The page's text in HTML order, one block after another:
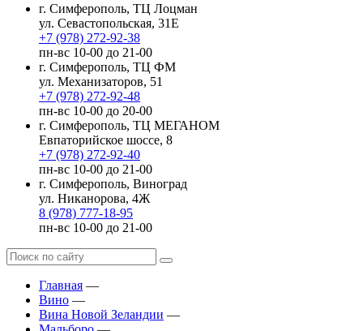
г. Симферополь, ТЦ Лоцман
ул. Севастопольская, 31Е
+7 (978) 272-92-38
пн-вс 10-00 до 21-00
г. Симферополь, ТЦ ФМ
ул. Механизаторов, 51
+7 (978) 272-92-48
пн-вс 10-00 до 20-00
г. Симферополь, ТЦ МЕГАНОМ
Евпаторийское шоссе, 8
+7 (978) 272-92-40
пн-вс 10-00 до 21-00
г. Симферополь, Виноград
ул. Никанорова, 4Ж
8 (978) 777-18-95
пн-вс 10-00 до 21-00
Главная —
Вино —
Вина Новой Зеландии —